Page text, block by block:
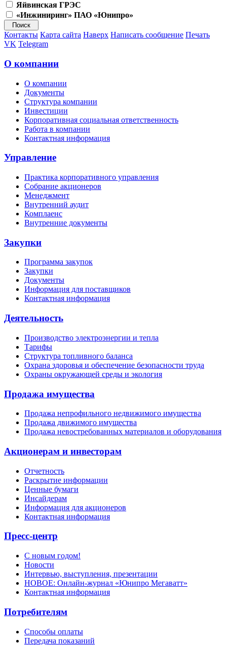
Яйвинская ГРЭС
«Инжиниринг» ПАО «Юнипро»
Контакты Карта сайта Наверх Написать сообщение Печать
VK Telegram
О компании
О компании
Документы
Структура компании
Инвестиции
Корпоративная социальная ответственность
Работа в компании
Контактная информация
Управление
Практика корпоративного управления
Собрание акционеров
Менеджмент
Внутренний аудит
Комплаенс
Внутренние документы
Закупки
Программа закупок
Закупки
Документы
Информация для поставщиков
Контактная информация
Деятельность
Производство электроэнергии и тепла
Тарифы
Структура топливного баланса
Охрана здоровья и обеспечение безопасности труда
Охраны окружающей среды и экология
Продажа имущества
Продажа непрофильного недвижимого имущества
Продажа движимого имущества
Продажа невостребованных материалов и оборудования
Акционерам и инвесторам
Отчетность
Раскрытие информации
Ценные бумаги
Инсайдерам
Информация для акционеров
Контактная информация
Пресс-центр
С новым годом!
Новости
Интервью, выступления, презентации
НОВОЕ: Онлайн-журнал «Юнипро Мегаватт»
Контактная информация
Потребителям
Способы оплаты
Передача показаний